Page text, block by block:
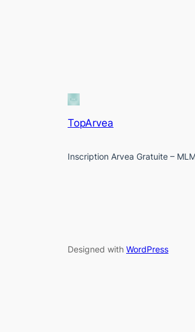
TopArvea
Inscription Arvea Gratuite –
Designed with WordPress